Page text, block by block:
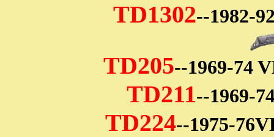
TD1302--1982-
TD205--1969-74
TD211--1969-
TD224--1975-